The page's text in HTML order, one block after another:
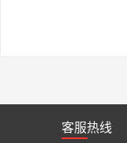
客服热线